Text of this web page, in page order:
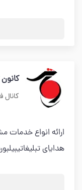
کانال
ارائه انواع خدمات
هدایای